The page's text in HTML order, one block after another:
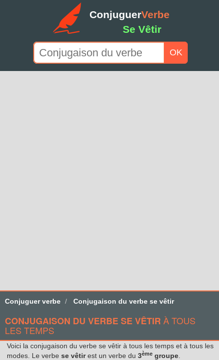
ConjuguerVerbe
Se Vêtir
OK
Conjuguer verbe Conjugaison du verbe se vêtir
CONJUGAISON DU VERBE SE VÊTIR À TOUS
LES TEMPS
Voici la conjugaison du verbe se vêtir à tous les temps et à tous les
modes. Le verbe se vêtirest un verbe du 3ème groupe